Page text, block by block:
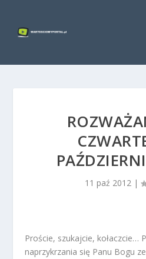
11 paź 2012|
Proście, szukajcie, kołaczcie…
naprzykrzania się Panu Bogu